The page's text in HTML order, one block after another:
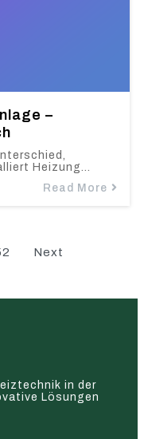
–
Heizung…
Read More
Next
in der
Lösungen